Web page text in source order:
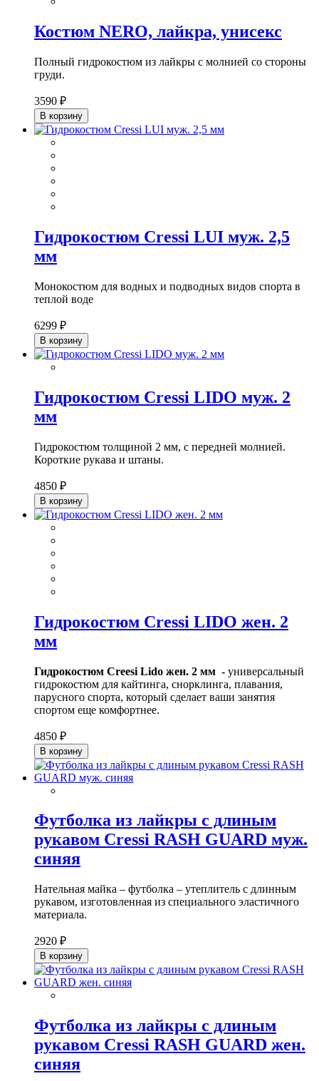
Костюм NERO, лайкра, унисекс
Полный гидрокостюм из лайкры с молнией со стороны
груди.
3590 ₽
В корзину
Гидрокостюм Cressi LUI муж. 2,5
мм
Монокостюм для водных и подводных видов спорта в
теплой воде
6299 ₽
В корзину
Гидрокостюм Cressi LIDO муж. 2
мм
Гидрокостюм толщиной 2 мм, с передней молнией.
Короткие рукава и штаны.
4850 ₽
В корзину
Гидрокостюм Cressi LIDO жен. 2
мм
Гидрокостюм Creesi Lido жен. 2 мм - универсальный
гидрокостюм для кайтинга, снорклинга, плавания,
парусного спорта, который сделает ваши занятия
спортом еще комфортнее.
4850 ₽
В корзину
Футболка из лайкры с длиным
рукавом Cressi RASH GUARD муж.
синяя
Нательная майка – футболка – утеплитель с длинным
рукавом, изготовленная из специального эластичного
материала.
2920 ₽
В корзину
Футболка из лайкры с длиным
рукавом Cressi RASH GUARD жен.
синяя